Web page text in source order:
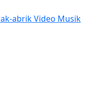
abrik Video Musik